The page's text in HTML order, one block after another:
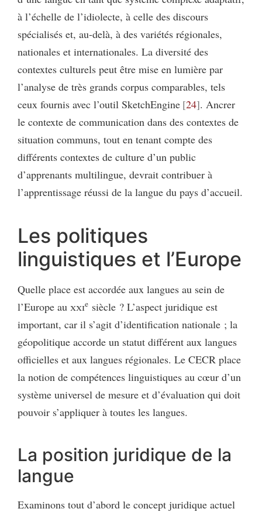
à l’échelle de l’idiolecte, à celle des discours
spécialisés et, au-delà, à des variétés régionales,
nationales et internationales. La diversité des
contextes culturels peut être mise en lumière par
l’analyse de très grands corpus comparables, tels
ceux fournis avec l’outil SketchEngine 24 . Ancrer
le contexte de communication dans des contextes de
situation communs, tout en tenant compte des
différents contextes de culture d’un public
d’apprenants multilingue, devrait contribuer à
l’apprentissage réussi de la langue du pays d’accueil.
Les politiques
linguistiques et l’Europe
Quelle place est accordée aux langues au sein de
l’Europe au xxie siècle ? L’aspect juridique est
important, car il s’agit d’identification nationale ; la
géopolitique accorde un statut différent aux langues
officielles et aux langues régionales. Le CECR place
la notion de compétences linguistiques au cœur d’un
système universel de mesure et d’évaluation qui doit
pouvoir s’appliquer à toutes les langues.
La position juridique de la
langue
Examinons tout d’abord le concept juridique actuel